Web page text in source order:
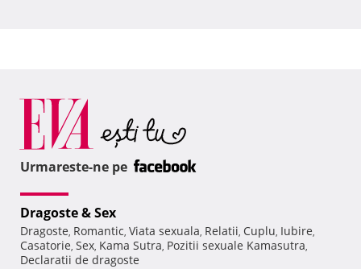
Urmareste-ne pe
Dragoste & Sex
Dragoste, Romantic, Viata sexuala, Relatii, Cuplu, Iubire,
Casatorie, Sex, Kama Sutra, Pozitii sexuale Kamasutra,
Declaratii de dragoste